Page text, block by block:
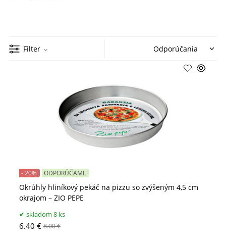
Filter
Okrúhly hliníkový pekáč na pizzu so zvýšeným 4,5 cm
okrajom – ZIO PEPE
- 20% ODPORÚČAME
skladom 8 ks
6.40 € 8.00 €